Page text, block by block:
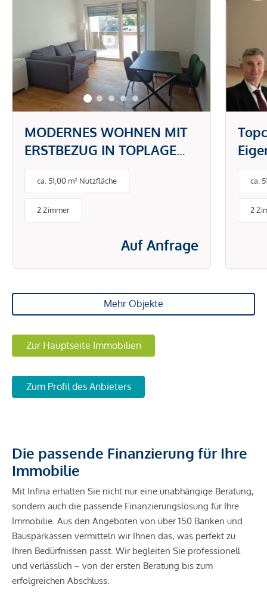
MODERNES WOHNEN MIT
ERSTBEZUG IN TOPLAGE
DONAUSTADT -
PAUSCHALMIETE INKL.
BETRIEBS- UND
ENERGIEKOSTEN
ca. 51,00 m² Nutzfläche
2 Zimmer
Auf Anfrage
ca.
2
Mehr Objekte
Zur Hauptseite Immobilien
Zum Profil des Anbieters
Die passende Finanzierung für Ihre
Immobilie
Mit Infina erhalten Sie nicht nur eine unabhängige Beratung,
sondern auch die passende Finanzierungslösung für Ihre
Immobilie. Aus den Angeboten von über 150 Banken und
Bausparkassen vermitteln wir Ihnen das, was perfekt zu
Ihren Bedürfnissen passt. Wir begleiten Sie professionell
und verlässlich – von der ersten Beratung bis zum
erfolgreichen Abschluss.